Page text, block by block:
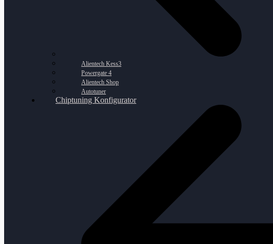
Alientech Kess3
Powergate 4
Alientech Shop
Autotuner
Chiptuning Konfigurator